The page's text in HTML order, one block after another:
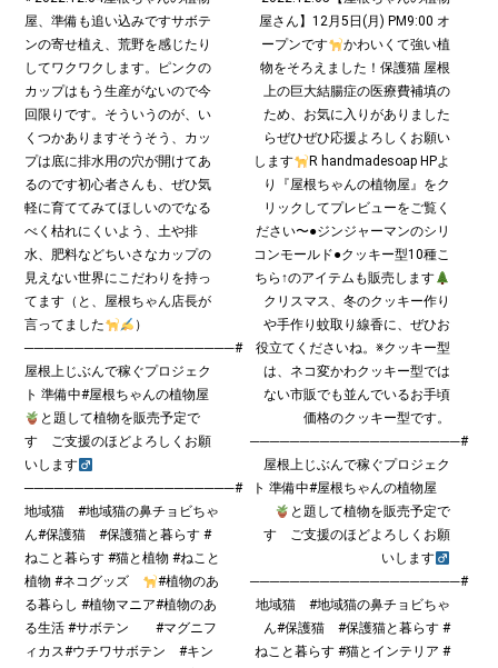
屋、準備も追い込みですサボテ
ンの寄せ植え、荒野を感じたり
してワクワクします。ピンクの
カップはもう生産がないので今
回限りです。そういうのが、い
くつかありますそうそう、カッ
プは底に排水用の穴が開けてあ
るのです初心者さんも、ぜひ気
軽に育ててみてほしいのでなる
べく枯れにくいよう、土や排
水、肥料などちいさなカップの
見えない世界にこだわりを持っ
てます（と、屋根ちゃん店長が
言ってました
）
─────────────────────#
屋根上じぶんで稼ぐプロジェク
ト 準備中#屋根ちゃんの植物屋
と題して植物を販売予定で
す ご支援のほどよろしくお願
いします‍
─────────────────────#
地域猫 #地域猫の鼻チョビちゃ
ん#保護猫 #保護猫と暮らす #
ねこと暮らす #猫と植物 #ねこと
植物 #ネコグッズ
#植物のあ
る暮らし #植物マニア#植物のあ
る生活 #サボテン #マグニフ
ィカス#ウチワサボテン #キン
屋さん】12月5日(月) PM9:00 オ
ープンです
‍かわいくて強い植
物をそろえました！保護猫 屋根
上の巨大結腸症の医療費補填の
ため、お気に入りがありました
らぜひぜひ応援よろしくお願い
します
R handmadesoap HPよ
り『屋根ちゃんの植物屋』をク
リックしてプレビューをご覧く
ださい〜●ジンジャーマンのシリ
コンモールド●クッキー型10種こ
ちら↑のアイテムも販売します
クリスマス、冬のクッキー作り
や手作り蚊取り線香に、ぜひお
役立てくださいね。※クッキー型
は、ネコ変かわクッキー型では
ない市販でも並んでいるお手頃
価格のクッキー型です。
─────────────────────#
屋根上じぶんで稼ぐプロジェク
ト 準備中#屋根ちゃんの植物屋
と題して植物を販売予定で
す ご支援のほどよろしくお願
いします‍
─────────────────────#
地域猫 #地域猫の鼻チョビちゃ
ん#保護猫 #保護猫と暮らす #
ねこと暮らす #猫とインテリア #